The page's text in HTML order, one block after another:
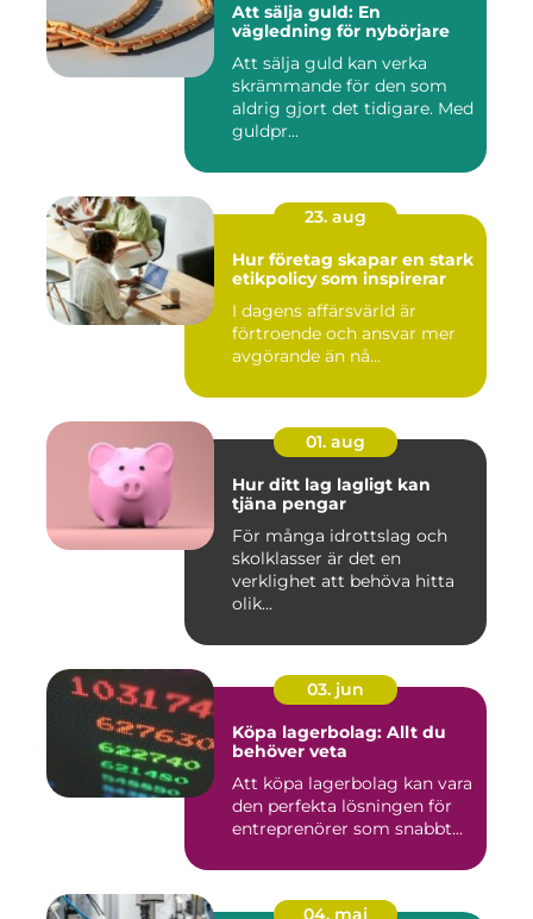
Att sälja guld: En
vägledning för nybörjare
Att sälja guld kan verka
skrämmande för den som
aldrig gjort det tidigare. Med
guldpr...
23. aug
Hur företag skapar en stark
etikpolicy som inspirerar
I dagens affärsvärld är
förtroende och ansvar mer
avgörande än nå...
01. aug
Hur ditt lag lagligt kan
tjäna pengar
För många idrottslag och
skolklasser är det en
verklighet att behöva hitta
olik...
03. jun
Köpa lagerbolag: Allt du
behöver veta
Att köpa lagerbolag kan vara
den perfekta lösningen för
entreprenörer som snabbt...
04. maj